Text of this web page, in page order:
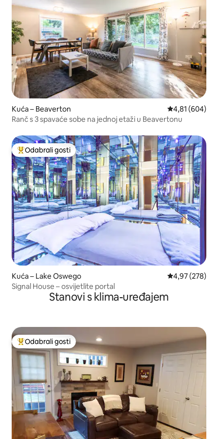
Kuća – Beaverton Prosječna
4,81 (604)
Ranč s 3 spavaće sobe na jednoj etaži u Beavertonu
Među najviše rangiranima s oznakom „Odabrali gosti”
Odabrali gosti
Kuća – Lake Oswego Prosječna
4,97 (278)
Signal House – osvijetlite portal
Stanovi s klima-uređajem
Među najviše rangiranima s oznakom „Odabrali gosti”
Odabrali gosti